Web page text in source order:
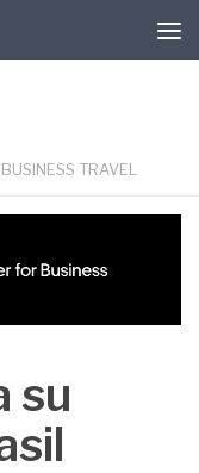
TRAVEL
su